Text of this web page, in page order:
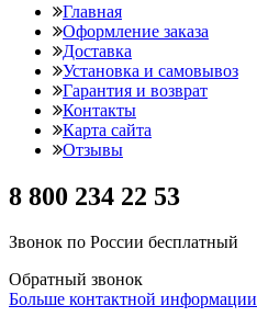
Главная
Оформление заказа
Доставка
Установка и самовывоз
Гарантия и возврат
Контакты
Карта сайта
Отзывы
8 800 234 22 53
Звонок по России бесплатный
Обратный звонок
Больше контактной информации